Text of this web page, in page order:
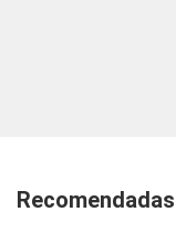
Recomendadas